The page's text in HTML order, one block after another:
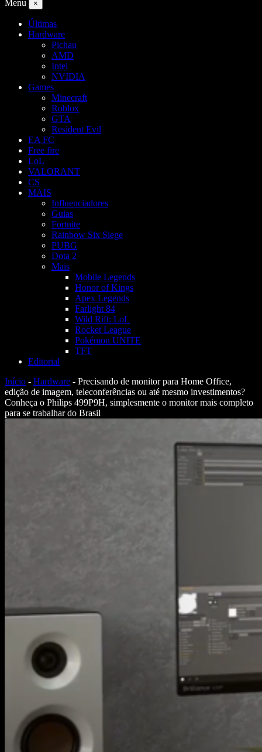
Menu ×
Últimas
Hardware
Pichau
AMD
Intel
NVIDIA
Games
Minecraft
Roblox
GTA
Resident Evil
EA FC
Free fire
LoL
VALORANT
CS
MAIS
Influenciadores
Guias
Fortnite
Rainbow Six Siege
PUBG
Dota 2
Mais
Mobile Legends
Honor of Kings
Apex Legends
Farlight 84
Wild Rift: LoL
Rocket League
Pokémon UNITE
TFT
Editorial
Início - Hardware - Precisando de monitor para Home Office,
edição de imagem, teleconferências ou até mesmo investimentos?
Conheça o Philips 499P9H, simplesmente o monitor mais completo
para se trabalhar do Brasil